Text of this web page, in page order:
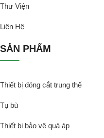
Thư Viện
Liên Hệ
SẢN PHẨM
Thiết bị đóng cắt trung thế
Tụ bù
Thiết bị bảo vệ quá áp